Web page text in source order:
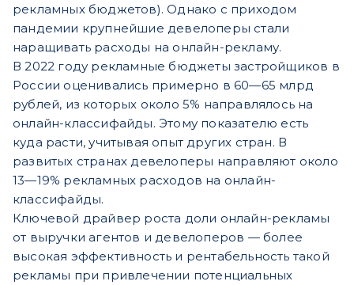
рекламных бюджетов). Однако с приходом
пандемии крупнейшие девелоперы стали
наращивать расходы на онлайн-рекламу.
В 2022 году рекламные бюджеты застройщиков в
России оценивались примерно в 60—65 млрд
рублей, из которых около 5% направлялось на
онлайн-классифайды. Этому показателю есть
куда расти, учитывая опыт других стран. В
развитых странах девелоперы направляют около
13—19% рекламных расходов на онлайн-
классифайды.
Ключевой драйвер роста доли онлайн-рекламы
от выручки агентов и девелоперов — более
высокая эффективность и рентабельность такой
рекламы при привлечении потенциальных